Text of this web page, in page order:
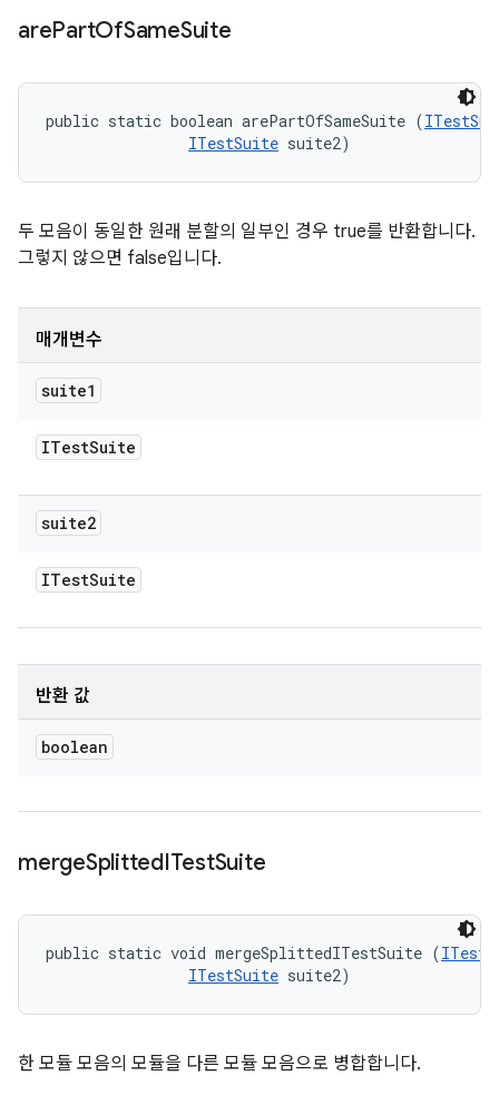
arePartOfSameSuite
public static boolean arePartOfSameSuite (
ITestSuite suite2)
두 모음이 동일한 원래 분할의 일부인 경우 true를 반환합니다.
그렇지 않으면 false입니다.
매개변수
suite1
ITestSuite
suite2
ITestSuite
반환 값
boolean
mergeSplittedITestSuite
public static void mergeSplittedITestSuite (
ITestSuite suite2)
한 모듈 모음의 모듈을 다른 모듈 모음으로 병합합니다.